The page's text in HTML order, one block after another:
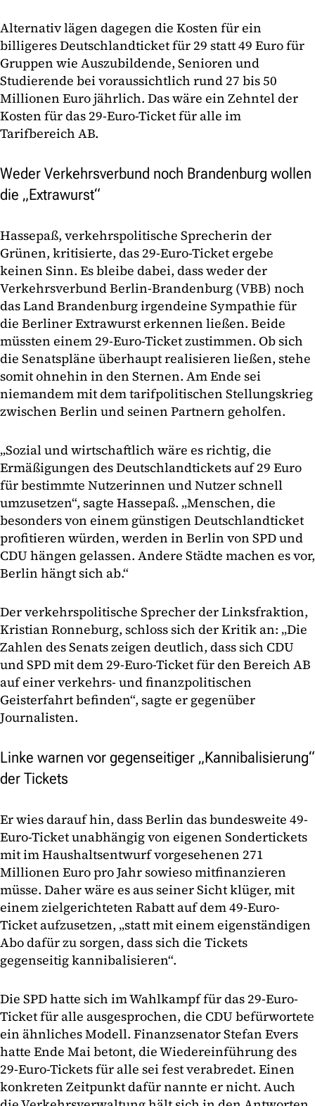
Alternativ lägen dagegen die Kosten für ein
billigeres Deutschlandticket für 29 statt 49 Euro für
Gruppen wie Auszubildende, Senioren und
Studierende bei voraussichtlich rund 27 bis 50
Millionen Euro jährlich. Das wäre ein Zehntel der
Kosten für das 29-Euro-Ticket für alle im
Tarifbereich AB.
Weder Verkehrsverbund noch Brandenburg wollen
die „Extrawurst“
Hassepaß, verkehrspolitische Sprecherin der
Grünen, kritisierte, das 29-Euro-Ticket ergebe
keinen Sinn. Es bleibe dabei, dass weder der
Verkehrsverbund Berlin-Brandenburg (VBB) noch
das Land Brandenburg irgendeine Sympathie für
die Berliner Extrawurst erkennen ließen. Beide
müssten einem 29-Euro-Ticket zustimmen. Ob sich
die Senatspläne überhaupt realisieren ließen, stehe
somit ohnehin in den Sternen. Am Ende sei
niemandem mit dem tarifpolitischen Stellungskrieg
zwischen Berlin und seinen Partnern geholfen.
„Sozial und wirtschaftlich wäre es richtig, die
Ermäßigungen des Deutschlandtickets auf 29 Euro
für bestimmte Nutzerinnen und Nutzer schnell
umzusetzen“, sagte Hassepaß. „Menschen, die
besonders von einem günstigen Deutschlandticket
profitieren würden, werden in Berlin von SPD und
CDU hängen gelassen. Andere Städte machen es vor,
Berlin hängt sich ab.“
Der verkehrspolitische Sprecher der Linksfraktion,
Kristian Ronneburg, schloss sich der Kritik an: „Die
Zahlen des Senats zeigen deutlich, dass sich CDU
und SPD mit dem 29-Euro-Ticket für den Bereich AB
auf einer verkehrs- und finanzpolitischen
Geisterfahrt befinden“, sagte er gegenüber
Journalisten.
Linke warnen vor gegenseitiger „Kannibalisierung“
der Tickets
Er wies darauf hin, dass Berlin das bundesweite 49-
Euro-Ticket unabhängig von eigenen Sondertickets
mit im Haushaltsentwurf vorgesehenen 271
Millionen Euro pro Jahr sowieso mitfinanzieren
müsse. Daher wäre es aus seiner Sicht klüger, mit
einem zielgerichteten Rabatt auf dem 49-Euro-
Ticket aufzusetzen, „statt mit einem eigenständigen
Abo dafür zu sorgen, dass sich die Tickets
gegenseitig kannibalisieren“.
Die SPD hatte sich im Wahlkampf für das 29-Euro-
Ticket für alle ausgesprochen, die CDU befürwortete
ein ähnliches Modell. Finanzsenator Stefan Evers
hatte Ende Mai betont, die Wiedereinführung des
29-Euro-Tickets für alle sei fest verabredet. Einen
konkreten Zeitpunkt dafür nannte er nicht. Auch